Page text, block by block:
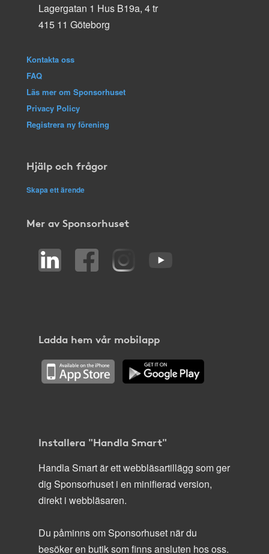
Lagergatan 1 Hus B19a, 4 tr
415 11 Göteborg
Kontakta oss
FAQ
Läs mer om Sponsorhuset
Privacy Policy
Registrera ny förening
Hjälp och frågor
Skapa ett ärende
Mer av Sponsorhuset
Ladda hem vår mobilapp
Installera "Handla Smart"
Handla Smart är ett webbläsartillägg som ger
dig Sponsorhuset i en minifierad version,
direkt i webbläsaren.
Du påminns om Sponsorhuset när du
besöker en butik som finns ansluten hos oss.